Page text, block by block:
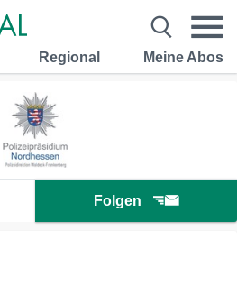
Regional Meine Abos
Folgen